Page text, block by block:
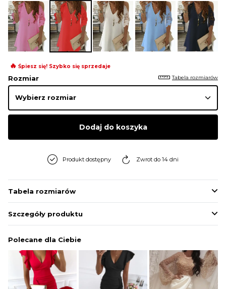
🔥 Śpiesz się! Szybko się sprzedaje
Rozmiar Tabela rozmiarów
Dodaj do koszyka
Produkt dostępny Zwrot do 14 dni
Tabela rozmiarów
Szczegóły produktu
Polecane dla Ciebie